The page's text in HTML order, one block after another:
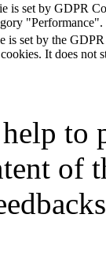
is set by GDPR
"Performance".
is set by the
It does not
to
of